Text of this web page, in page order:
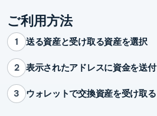
ご利用方法
1 送る資産と受け取る資産を選択
2 表示されたアドレスに資金を送付
3 ウォレットで交換資産を受け取る